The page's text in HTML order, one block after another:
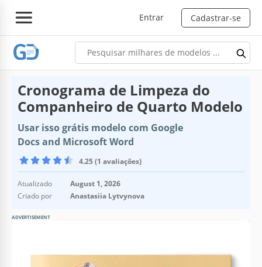
Entrar Cadastrar-se
Cronograma de Limpeza do
Companheiro de Quarto Modelo
Usar isso grátis modelo com Google
Docs and Microsoft Word
4.25 (1 avaliações)
Atualizado
August 1, 2026
Criado por
Anastasiia Lytvynova
ADVERTISEMENT